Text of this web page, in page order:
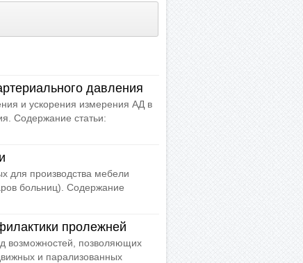
давления
и ускорения измерения АД в
Содержание статьи:
для производства мебели
больниц). Содержание
пролежней
возможностей, позволяющих
и парализованных